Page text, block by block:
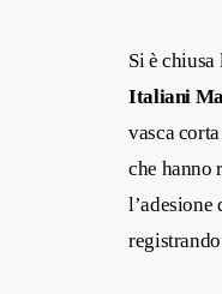
Si è
Italiani
vasca
che hanno
l’adesione